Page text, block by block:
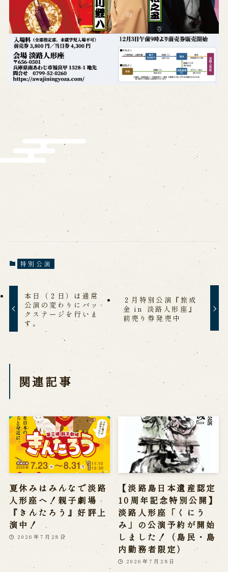
特別公演
本日（２日）は通常
公演の変わりにバッ
クステージを行いま
す。
２月特別公演『旅成
金 in 淡路人形座』
前売り券発売中
関連記事
夏休みはみんなで淡路
人形座へ！親子劇場
『きんたろう』好評上
演中！
2026年7月28日
【淡路島日本遺産認定
10周年記念特別公開】
淡路人形座「くにう
み」の公演予約が開始
しました！（島民・島
内勤務者限定）
2026年7月28日